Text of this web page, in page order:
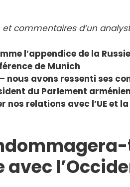
commentaires d’un
l’appendice de la
de Munich
nous avons ressenti ses
du Parlement arménien
relations avec l’UE et la
avec